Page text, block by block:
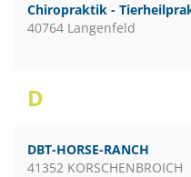
Chiropraktik -
40764 Langenfeld
D
DBT-HORSE-RANCH
41352 KORSCHENBROICH